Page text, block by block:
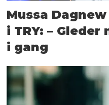
Mussa
i TRY: –
i gang